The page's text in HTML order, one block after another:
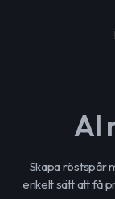
AI
Skapa röstspår
enkelt sätt att få